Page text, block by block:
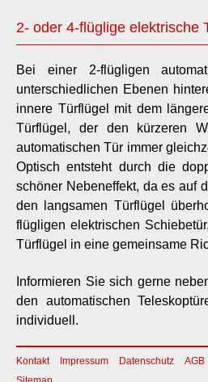
2- oder 4-flüglige elektrische
Bei einer 2-flügligen
unterschiedlichen Ebenen
innere Türflügel mit dem
Türflügel, der den kürzeren
automatischen Tür immer
Optisch entsteht durch die
schöner Nebeneffekt, da es auf
den langsamen Türflügel
flügligen elektrischen
Türflügel in eine gemeinsame
Informieren Sie sich gerne
den automatischen
individuell.
Kontakt Impressum Datenschutz AGB